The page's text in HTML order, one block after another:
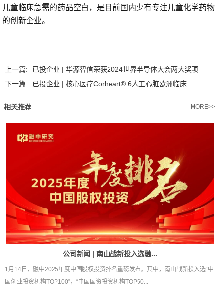
儿童临床急需的药品空白，是目前国内少有专注儿童化学药物
的创新企业。
上一篇:
已投企业 | 华源智信荣获2024世界半导体大会两大奖项
下一篇:
已投企业 | 核心医疗Corheart® 6人工心脏欧洲临床...
相关推荐 MORE>>
公司新闻 | 南山战新投入选融...
1月14日，融中2025年度中国股权投资排名重磅发布。其中，南山战新投入选“中
国创业投资机构TOP100”，“中国国资投资机构TOP50...